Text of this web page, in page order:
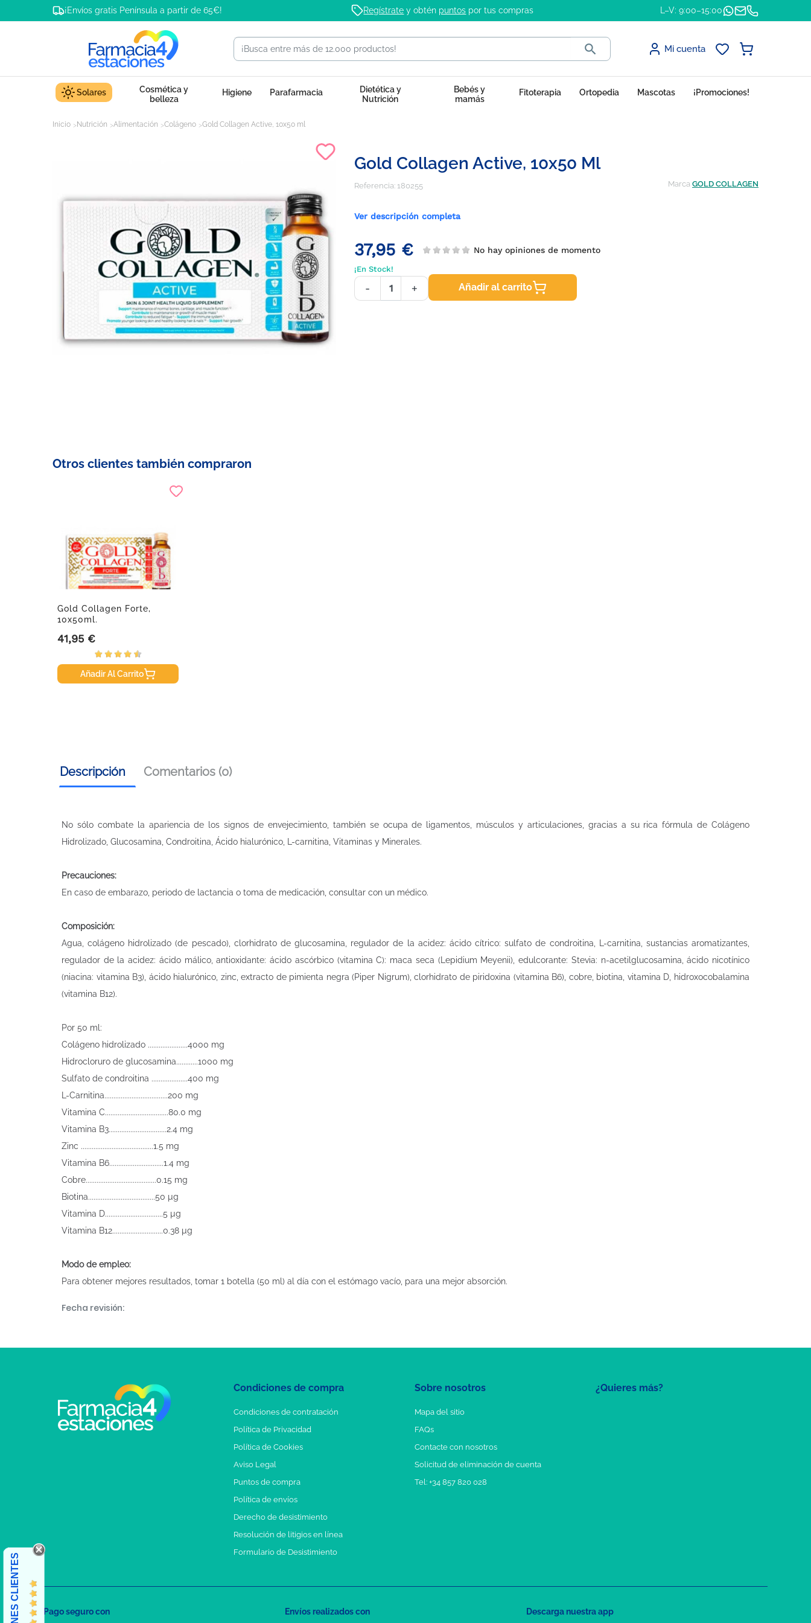
¡Envíos gratis Península a partir de 65€! Regístrate y obtén puntos por tus compras L–V: 9:00–15:00
 Mi cuenta
Solares
Cosmética y
belleza
Higiene Parafarmacia
Dietética y
Nutrición
Bebés y
mamás
Fitoterapia Ortopedia Mascotas ¡Promociones!
Inicio Nutrición Alimentación Colágeno Gold Collagen Active, 10x50 ml
Gold Collagen Active, 10x50 Ml
Referencia: 180255 Marca GOLD COLLAGEN
Ver descripción completa
37,95 € No hay opiniones de momento
¡En Stock!
- + Añadir al carrito
Otros clientes también compraron
Gold Collagen Forte,
10x50ml.
Precio
41,95 €
Añadir Al Carrito
Descripción Comentarios (0)
No sólo combate la apariencia de los signos de envejecimiento, también se ocupa de ligamentos, músculos y articulaciones, gracias a su rica fórmula de Colágeno
Hidrolizado, Glucosamina, Condroitina, Ácido hialurónico, L-carnitina, Vitaminas y Minerales.
Precauciones:
En caso de embarazo, periodo de lactancia o toma de medicación, consultar con un médico.
Composición:
Agua, colágeno hidrolizado (de pescado), clorhidrato de glucosamina, regulador de la acidez: ácido cítrico: sulfato de condroitina, L-carnitina, sustancias aromatizantes,
regulador de la acidez: ácido málico, antioxidante: ácido ascórbico (vitamina C): maca seca (Lepidium Meyenii), edulcorante: Stevia: n-acetilglucosamina, ácido nicotínico
(niacina: vitamina B3), ácido hialurónico, zinc, extracto de pimienta negra (Piper Nigrum), clorhidrato de piridoxina (vitamina B6), cobre, biotina, vitamina D, hidroxocobalamina
(vitamina B12).
Por 50 ml:
Colágeno hidrolizado ......................4000 mg
Hidrocloruro de glucosamina............1000 mg
Sulfato de condroitina ....................400 mg
L-Carnitina...................................200 mg
Vitamina C...................................80.0 mg
Vitamina B3................................2.4 mg
Zinc ........................................1.5 mg
Vitamina B6..............................1.4 mg
Cobre.......................................0.15 mg
Biotina.....................................50 µg
Vitamina D................................5 µg
Vitamina B12............................0.38 µg
Modo de empleo:
Para obtener mejores resultados, tomar 1 botella (50 ml) al día con el estómago vacío, para una mejor absorción.
Fecha revisión:
¿Quieres más?
Condiciones de compra
Condiciones de contratación
Política de Privacidad
Política de Cookies
Aviso Legal
Puntos de compra
Política de envíos
Derecho de desistimiento
Resolución de litigios en línea
Formulario de Desistimiento
Sobre nosotros
Mapa del sitio
FAQs
Contacte con nosotros
Solicitud de eliminación de cuenta
Tel: +34 857 820 028
Pago seguro con Envíos realizados con Descarga nuestra app